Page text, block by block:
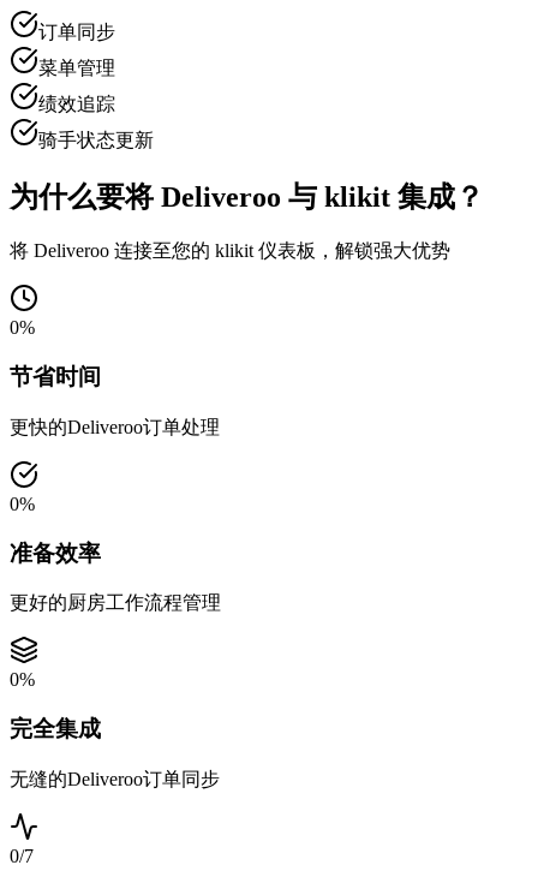
订单同步
菜单管理
绩效追踪
骑手状态更新
为什么要将 Deliveroo 与 klikit 集成？
将 Deliveroo 连接至您的 klikit 仪表板，解锁强大优势
0%
节省时间
更快的Deliveroo订单处理
0%
准备效率
更好的厨房工作流程管理
0%
完全集成
无缝的Deliveroo订单同步
0/7